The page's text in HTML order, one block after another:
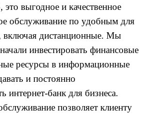
выгодное и качественное
обслуживание по удобным для
включая дистанционные. Мы
инвестировать финансовые
ресурсы в информационные
и постоянно
интернет-банк для бизнеса.
позволяет клиенту